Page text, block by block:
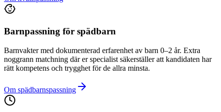
Barnpassning för spädbarn
Barnvakter med dokumenterad erfarenhet av barn 0–2 år. Extra
noggrann matchning där er specialist säkerställer att kandidaten har
rätt kompetens och trygghet för de allra minsta.
Om spädbarnspassning